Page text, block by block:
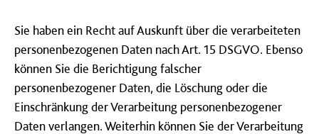
Sie haben ein Recht auf Auskunft über die verarbeiteten
personenbezogenen Daten nach Art. 15 DSGVO. Ebenso
können Sie die Berichtigung falscher
personenbezogener Daten, die Löschung oder die
Einschränkung der Verarbeitung personenbezogener
Daten verlangen. Weiterhin können Sie der Verarbeitung